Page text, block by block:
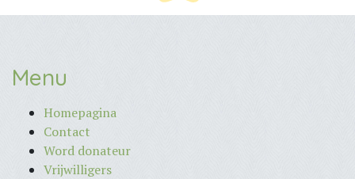
Menu
Homepagina
Contact
Word donateur
Vrijwilligers